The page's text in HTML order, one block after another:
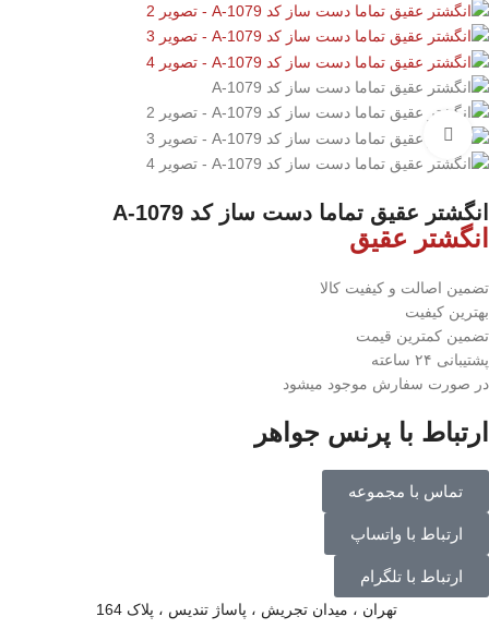
برای بزرگنمایی کلیک کنید
انگشتر عقيق تماما دست ساز کد A-1079
انگشتر عقیق
تضمین اصالت و کیفیت کالا
بهترین کیفیت
تضمین کمترین قیمت
پشتیبانی ۲۴ ساعته
در صورت سفارش موجود میشود
ارتباط با پرنس جواهر
تماس با مجموعه
ارتباط با واتساپ
ارتباط با تلگرام
تهران ، میدان تجریش ، پاساژ تندیس ، پلاک 164